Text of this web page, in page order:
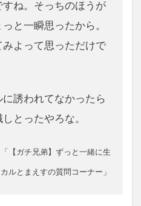
すね。そっちのほうが
と一瞬思ったから。
みよって思っただけで
誘われてなかったら
とったやろな。
「【ガチ兄弟】ずっと一緒に生
ルとまえすの質問コーナー」